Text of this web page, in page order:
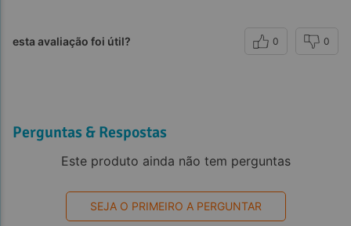
esta avaliação foi útil? 0 0
Perguntas & Respostas
Este produto ainda não tem perguntas
SEJA O PRIMEIRO A PERGUNTAR